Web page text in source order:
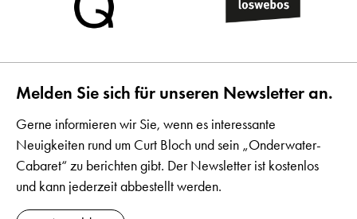
Melden Sie sich für unseren Newsletter an.
Gerne informieren wir Sie, wenn es interessante
Neuigkeiten rund um Curt Bloch und sein „Onderwater-
Cabaret“ zu berichten gibt. Der Newsletter ist kostenlos
und kann jederzeit abbestellt werden.